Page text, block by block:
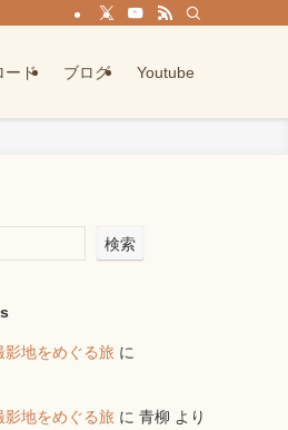
ード ブログ Youtube
検索
影地をめぐる旅 に
影地をめぐる旅 に 青柳 より